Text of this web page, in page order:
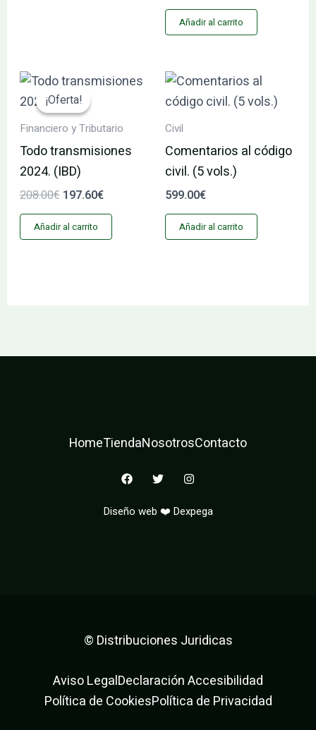
Añadir al carrito
¡Oferta!
¡Oferta!
Financiero y Tributario
Todo transmisiones
2024. (IBD)
208.00€
El
precio
original
era:
208.00€.
197.60€
El
es:
197.60€.
Añadir al carrito
Civil
Comentarios al código
civil. (5 vols.)
599.00€
Añadir al carrito
HomeTiendaNosotrosContacto
F
a
e
b
T
w
t
I
n
t
a
Diseño web ❤️ Dexpega
© Distribuciones Juridicas
Aviso LegalDeclaración Accesibilidad
Política de CookiesPolítica de Privacidad